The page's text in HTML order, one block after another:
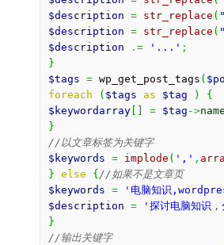
$description = str_replace ( "
$description = str_replace ( "
$description
.= '...' ;
}
$tags = wp_get_post_tags (
foreach
( $tags as $tag )
{
$keywordarray
= $tag ->name
}
//以文章标签为关键字
$keywords = implode ( ',' ,
} else { //如果不是文章页
$keywords =
'电脑知识
$description = '探讨电脑知识
}
//输出关键字